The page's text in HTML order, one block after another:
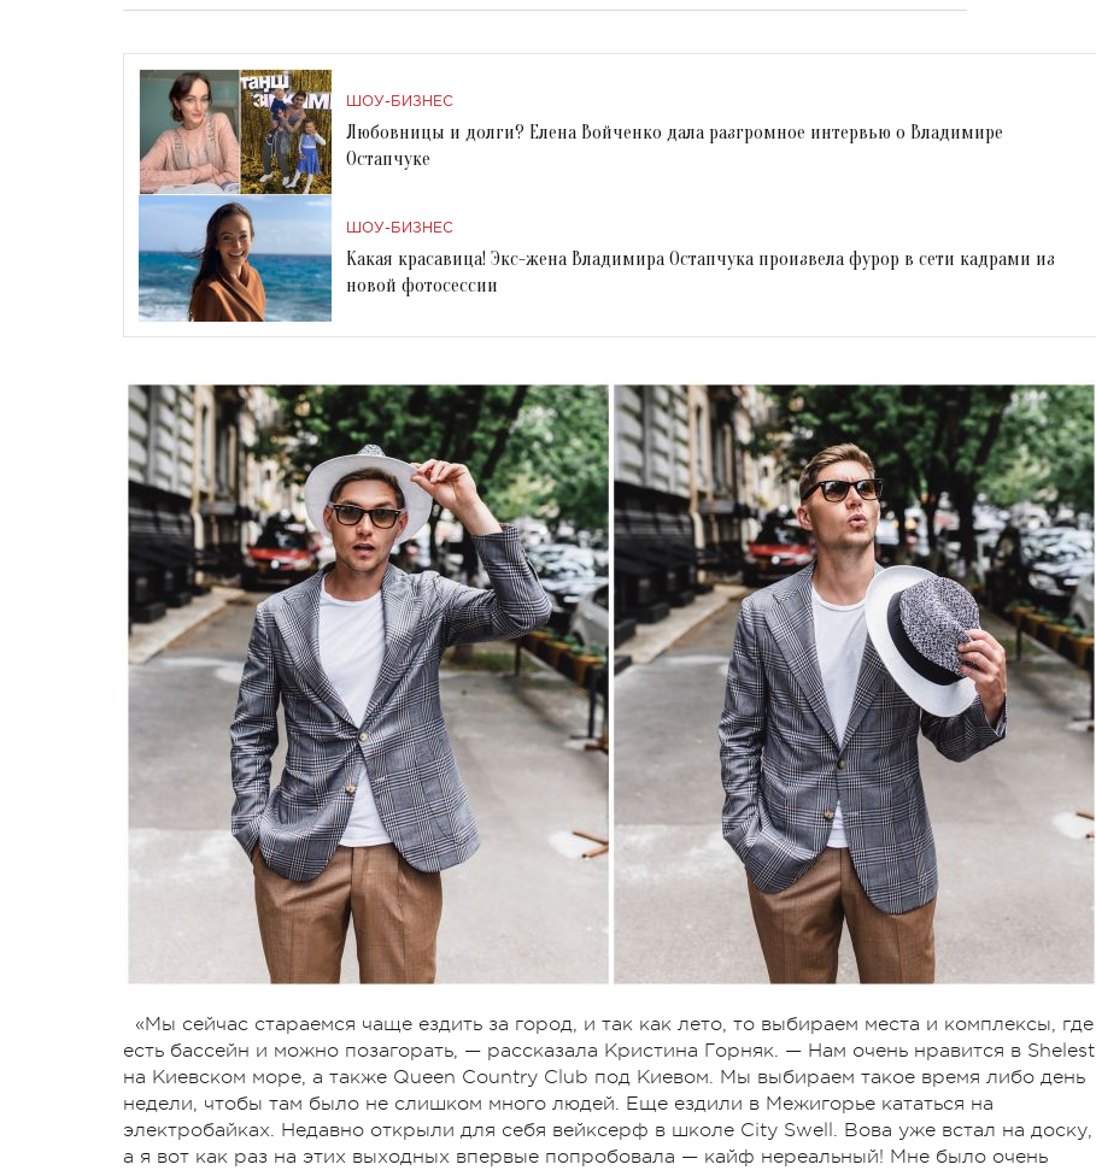
ШОУ-БИЗНЕС
Любовницы и долги? Елена Войченко дала разгромное интервью о Владимире
Остапчуке
ШОУ-БИЗНЕС
Какая красавица! Экс-жена Владимира Остапчука произвела фурор в сети кадрами из
новой фотосессии
«Мы сейчас стараемся чаще ездить за город, и так как лето, то выбираем места и комплексы, где
есть бассейн и можно позагорать, — рассказала Кристина Горняк. — Нам очень нравится в Shelest
на Киевском море, а также Queen Country Club под Киевом. Мы выбираем такое время либо день
недели, чтобы там было не слишком много людей. Еще ездили в Межигорье кататься на
электробайках. Недавно открыли для себя вейксерф в школе City Swell. Вова уже встал на доску,
а я вот как раз на этих выходных впервые попробовала — кайф нереальный! Мне было очень